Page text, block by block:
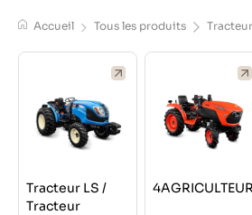
Accueil Tous les produits
Tracteur LS /
Tracteur